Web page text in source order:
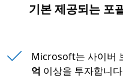
기본 제공되는 포
Microsoft는 사이버
억 이상을 투자합니